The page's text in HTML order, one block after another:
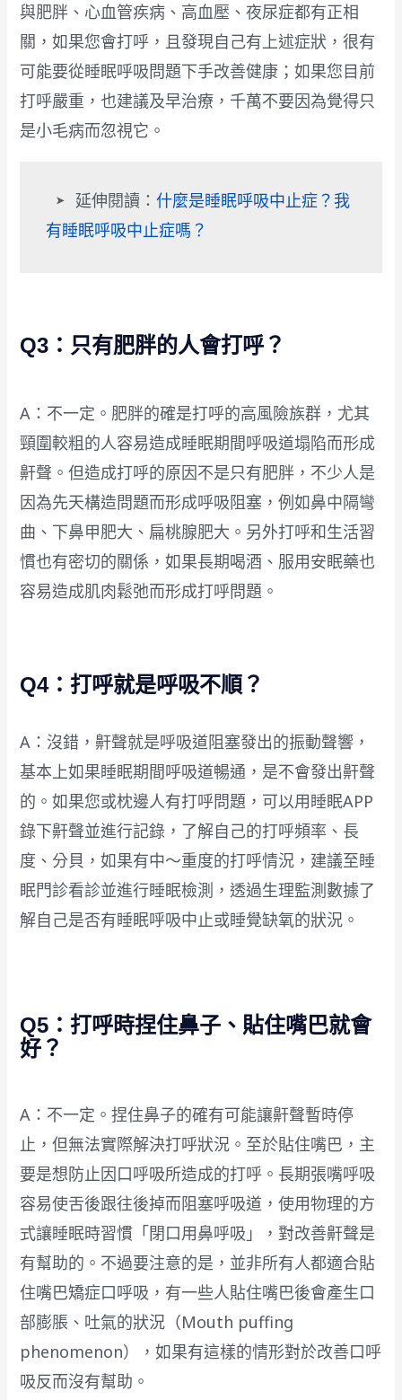
與肥胖、心血管疾病、高血壓、夜尿症都有正相
關，如果您會打呼，且發現自己有上述症狀，很有
可能要從睡眠呼吸問題下手改善健康；如果您目前
打呼嚴重，也建議及早治療，千萬不要因為覺得只
是小毛病而忽視它。
➤ 延伸閱讀：什麼是睡眠呼吸中止症？我
有睡眠呼吸中止症嗎？
Q3：只有肥胖的人會打呼？
A：不一定。肥胖的確是打呼的高風險族群，尤其
頸圍較粗的人容易造成睡眠期間呼吸道塌陷而形成
鼾聲。但造成打呼的原因不是只有肥胖，不少人是
因為先天構造問題而形成呼吸阻塞，例如鼻中隔彎
曲、下鼻甲肥大、扁桃腺肥大。另外打呼和生活習
慣也有密切的關係，如果長期喝酒、服用安眠藥也
容易造成肌肉鬆弛而形成打呼問題。
Q4：打呼就是呼吸不順？
A：沒錯，鼾聲就是呼吸道阻塞發出的振動聲響，
基本上如果睡眠期間呼吸道暢通，是不會發出鼾聲
的。如果您或枕邊人有打呼問題，可以用睡眠APP
錄下鼾聲並進行記錄，了解自己的打呼頻率、長
度、分貝，如果有中～重度的打呼情況，建議至睡
眠門診看診並進行睡眠檢測，透過生理監測數據了
解自己是否有睡眠呼吸中止或睡覺缺氧的狀況。
Q5：打呼時捏住鼻子、貼住嘴巴就會
好？
A：不一定。捏住鼻子的確有可能讓鼾聲暫時停
止，但無法實際解決打呼狀況。至於貼住嘴巴，主
要是想防止因口呼吸所造成的打呼。長期張嘴呼吸
容易使舌後跟往後掉而阻塞呼吸道，使用物理的方
式讓睡眠時習慣「閉口用鼻呼吸」，對改善鼾聲是
有幫助的。不過要注意的是，並非所有人都適合貼
住嘴巴矯症口呼吸，有一些人貼住嘴巴後會產生口
部膨脹、吐氣的狀況（Mouth puffing
phenomenon），如果有這樣的情形對於改善口呼
吸反而沒有幫助。